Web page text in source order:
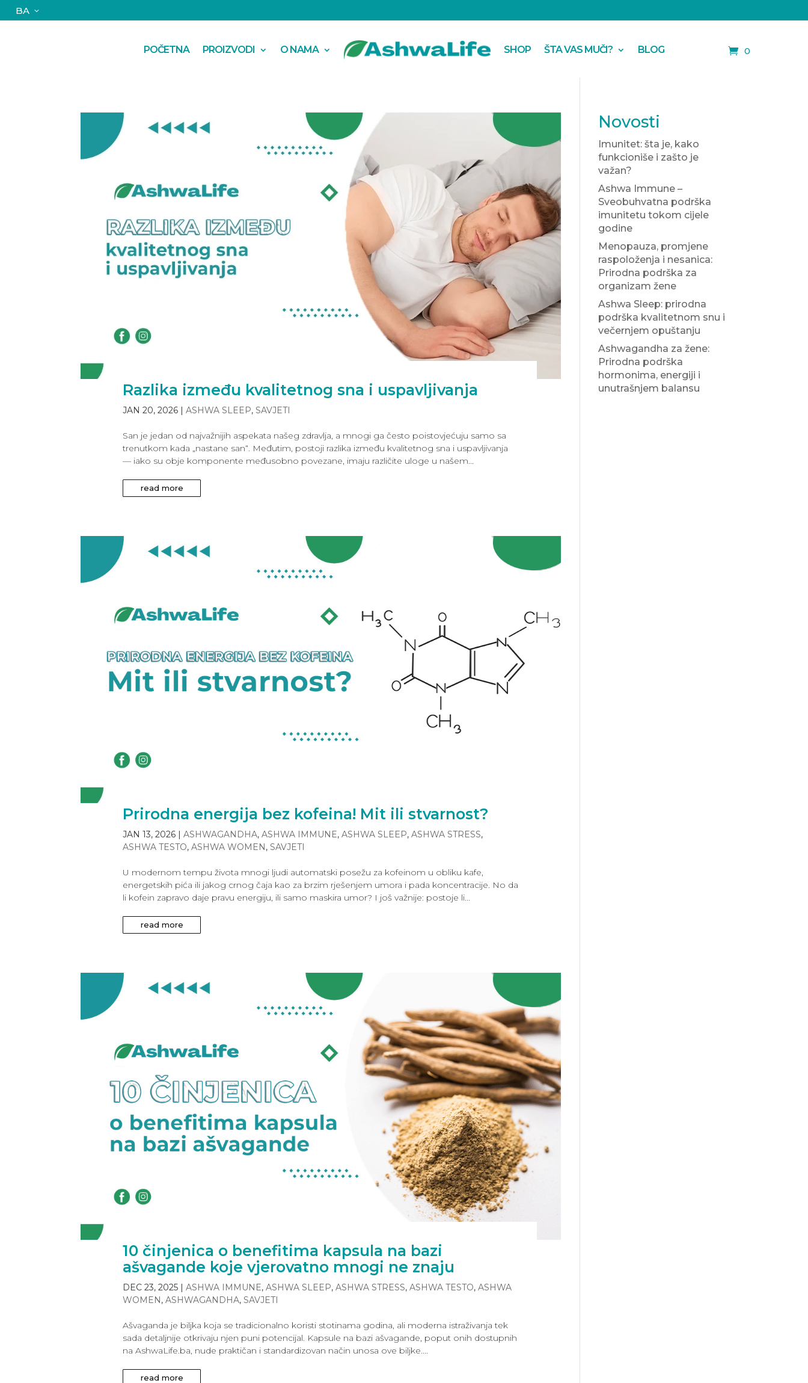
BA
0
POČETNA PROIZVODI O NAMA SHOP ŠTA VAS MUČI? BLOG
Razlika između kvalitetnog sna i uspavljivanja
JAN 20, 2026 |ASHWA SLEEP,SAVJETI
San je jedan od najvažnijih aspekata našeg zdravlja, a mnogi ga često poistovjećuju samo sa
trenutkom kada „nastane san“. Međutim, postoji razlika između kvalitetnog sna i uspavljivanja
— iako su obje komponente međusobno povezane, imaju različite uloge u našem...
read more
Prirodna energija bez kofeina! Mit ili stvarnost?
JAN 13, 2026 |ASHWAGANDHA,ASHWA IMMUNE,ASHWA SLEEP,ASHWA STRESS,
ASHWA TESTO,ASHWA WOMEN,SAVJETI
U modernom tempu života mnogi ljudi automatski posežu za kofeinom u obliku kafe,
energetskih pića ili jakog crnog čaja kao za brzim rješenjem umora i pada koncentracije. No da
li kofein zapravo daje pravu energiju, ili samo maskira umor? I još važnije: postoje li...
read more
10 činjenica o benefitima kapsula na bazi
ašvagande koje vjerovatno mnogi ne znaju
DEC 23, 2025 |ASHWA IMMUNE,ASHWA SLEEP,ASHWA STRESS,ASHWA TESTO,ASHWA
WOMEN,ASHWAGANDHA,SAVJETI
Ašvaganda je biljka koja se tradicionalno koristi stotinama godina, ali moderna istraživanja tek
sada detaljnije otkrivaju njen puni potencijal. Kapsule na bazi ašvagande, poput onih dostupnih
na AshwaLife.ba, nude praktičan i standardizovan način unosa ove biljke....
read more
Novosti
Imunitet: šta je, kako
funkcioniše i zašto je
važan?
Ashwa Immune –
Sveobuhvatna podrška
imunitetu tokom cijele
godine
Menopauza, promjene
raspoloženja i nesanica:
Prirodna podrška za
organizam žene
Ashwa Sleep: prirodna
podrška kvalitetnom snu i
večernjem opuštanju
Ashwagandha za žene:
Prirodna podrška
hormonima, energiji i
unutrašnjem balansu